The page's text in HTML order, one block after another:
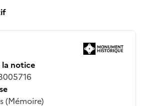
la notice
(Mémoire)